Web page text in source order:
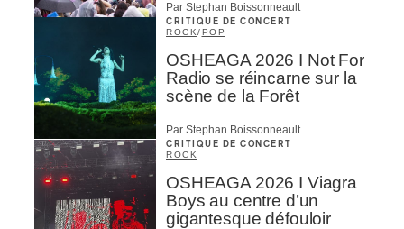
Par Stephan Boissonneault
CRITIQUE DE CONCERT
ROCK/ POP
OSHEAGA 2026 I Not For
Radio se réincarne sur la
scène de la Forêt
Par Stephan Boissonneault
CRITIQUE DE CONCERT
ROCK
OSHEAGA 2026 I Viagra
Boys au centre d’un
gigantesque défouloir